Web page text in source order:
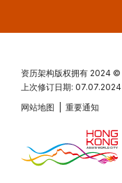
资历架构版权拥有 2024 ©
上次修订日期: 07.07.2024
网站地图
重要通知